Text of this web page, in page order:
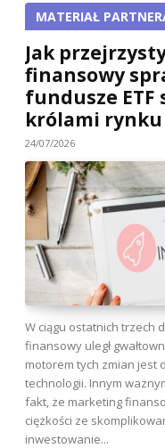
MATERIAŁ
Jak
finansowy
fundusze ETF
królami rynku
24/07/2026
W ciągu ostatnich trzech
finansowy uległ
motorem tych zmian jest
technologii. Innym
fakt, że marketing
ciężkości ze
inwestowanie...